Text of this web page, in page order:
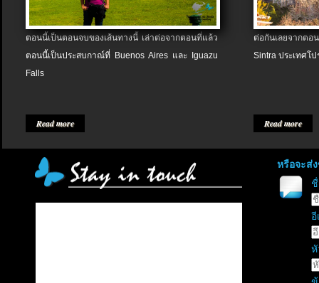
ตอนนี้เป็นตอนจบของเส้นทางนี้ เล่าต่อจากตอนที่แล้ว
ตอนนี้เป็นประสบกาณ์ที่ Buenos Aires และ Iguazu
Falls
Read more
ต่อกันเลยจากต
Sintra ประเทศโป
Read more
หรือจะส่
อี
หั